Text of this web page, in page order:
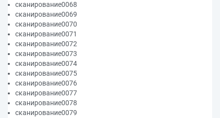
сканирование0068
сканирование0069
сканирование0070
сканирование0071
сканирование0072
сканирование0073
сканирование0074
сканирование0075
сканирование0076
сканирование0077
сканирование0078
сканирование0079